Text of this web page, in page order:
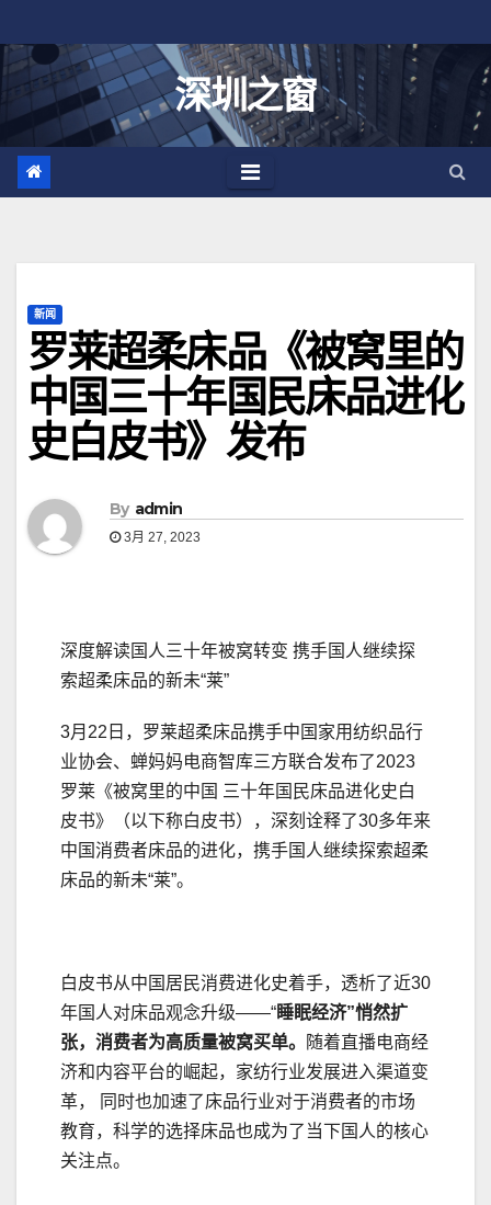
至
深圳之窗
新闻
罗莱超柔床品《被窝里的
中国三十年国民床品进化
史白皮书》发布
By admin
3月 27, 2023
深度解读国人三十年被窝转变 携手国人继续探
索超柔床品的新未“莱”
3月22日，罗莱超柔床品携手中国家用纺织品行
业协会、蝉妈妈电商智库三方联合发布了2023
罗莱《被窝里的中国 三十年国民床品进化史白
皮书》（以下称白皮书），深刻诠释了30多年来
中国消费者床品的进化，携手国人继续探索超柔
床品的新未“莱”。
白皮书从中国居民消费进化史着手，透析了近30
年国人对床品观念升级——“睡眠经济”悄然扩
张， 消费者为高质量被窝买单。
随着直播电商经
济和内容平台的崛起，家纺行业发展进入渠道变
革， 同时也加速了床品行业对于消费者的市场
教育，科学的选择床品也成为了当下国人的核心
关注点。